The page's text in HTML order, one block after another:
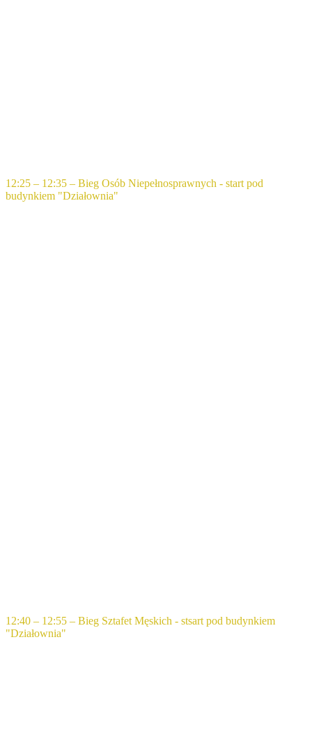
12:25 – 12:35 – Bieg Osób Niepełnosprawnych - start pod
budynkiem "Działownia"
12:40 – 12:55 – Bieg Sztafet Męskich - stsart pod budynkiem
"Działownia"